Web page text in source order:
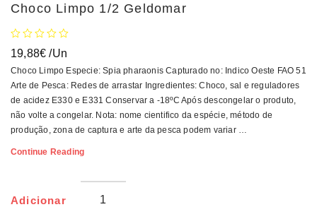
Choco Limpo 1/2 Geldomar
19,88€ /Un
Choco Limpo Especie: Spia pharaonis Capturado no: Indico Oeste FAO 51
Arte de Pesca: Redes de arrastar Ingredientes: Choco, sal e reguladores
de acidez E330 e E331 Conservar a -18ºC Após descongelar o produto,
não volte a congelar. Nota: nome cientifico da espécie, método de
produção, zona de captura e arte da pesca podem variar …
Continue ReadingChoco
1/2
Geldomar
Adicionar